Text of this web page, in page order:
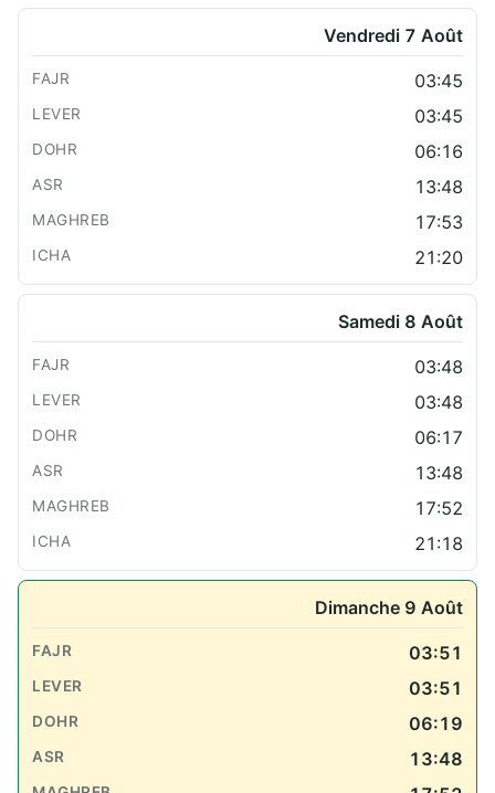
Vendredi 7 Août
03:45
03:45
06:16
13:48
17:53
21:20
Samedi 8 Août
03:48
03:48
06:17
13:48
17:52
21:18
Dimanche 9 Août
03:51
03:51
06:19
13:48